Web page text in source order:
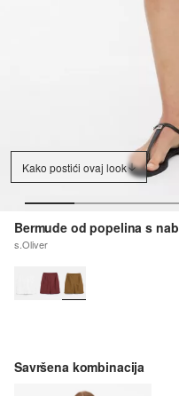
Kako postići ovaj look
Bermude od popelina s
s.Oliver
Savršena kombinacija